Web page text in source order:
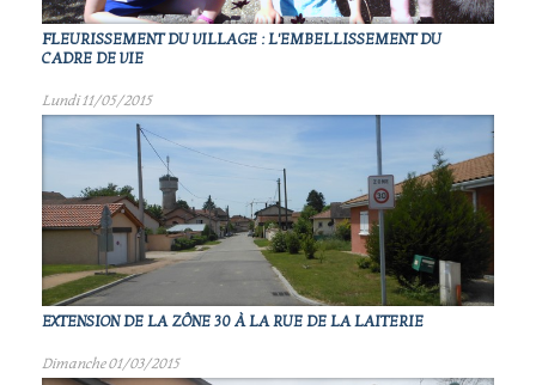
FLEURISSEMENT DU VILLAGE : L'EMBELLISSEMENT DU
CADRE DE VIE
Lundi 11/05/2015
EXTENSION DE LA ZÔNE 30 À LA RUE DE LA LAITERIE
Dimanche 01/03/2015